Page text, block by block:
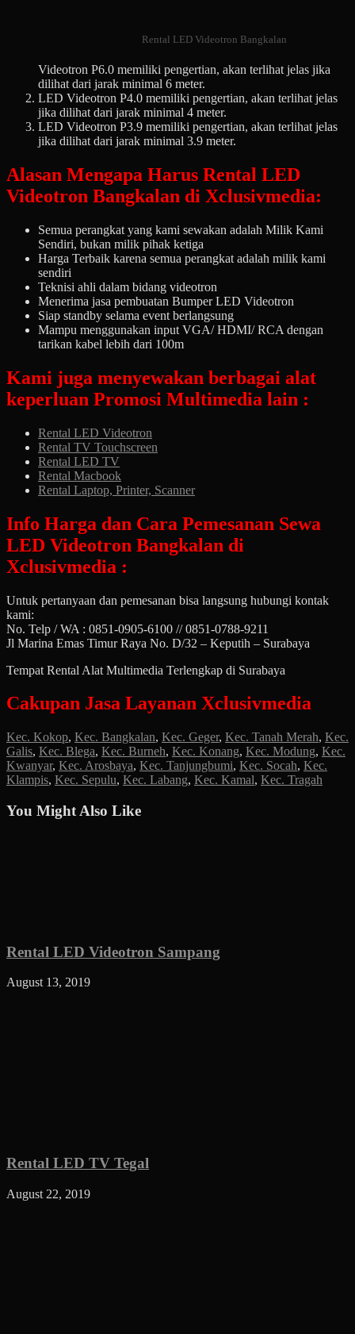
Rental LED Videotron Bangkalan
Videotron P6.0 memiliki pengertian, akan terlihat jelas jika
dilihat dari jarak minimal 6 meter.
LED Videotron P4.0 memiliki pengertian, akan terlihat jelas
jika dilihat dari jarak minimal 4 meter.
LED Videotron P3.9 memiliki pengertian, akan terlihat jelas
jika dilihat dari jarak minimal 3.9 meter.
Alasan Mengapa Harus Rental LED
Videotron Bangkalan di Xclusivmedia:
Semua perangkat yang kami sewakan adalah Milik Kami
Sendiri, bukan milik pihak ketiga
Harga Terbaik karena semua perangkat adalah milik kami
sendiri
Teknisi ahli dalam bidang videotron
Menerima jasa pembuatan Bumper LED Videotron
Siap standby selama event berlangsung
Mampu menggunakan input VGA/ HDMI/ RCA dengan
tarikan kabel lebih dari 100m
Kami juga menyewakan berbagai alat
keperluan Promosi Multimedia lain :
Rental LED Videotron
Rental TV Touchscreen
Rental LED TV
Rental Macbook
Rental Laptop, Printer, Scanner
Info Harga dan Cara Pemesanan Sewa
LED Videotron Bangkalan di
Xclusivmedia :
Untuk pertanyaan dan pemesanan bisa langsung hubungi kontak
kami:
No. Telp / WA : 0851-0905-6100 // 0851-0788-9211
Jl Marina Emas Timur Raya No. D/32 – Keputih – Surabaya
Tempat Rental Alat Multimedia Terlengkap di Surabaya
Cakupan Jasa Layanan Xclusivmedia
Kec. Kokop, Kec. Bangkalan, Kec. Geger, Kec. Tanah Merah, Kec.
Galis, Kec. Blega, Kec. Burneh, Kec. Konang, Kec. Modung, Kec.
Kwanyar, Kec. Arosbaya, Kec. Tanjungbumi, Kec. Socah, Kec.
Klampis, Kec. Sepulu, Kec. Labang, Kec. Kamal, Kec. Tragah
You Might Also Like
Rental LED Videotron Sampang
August 13, 2019
Rental LED TV Tegal
August 22, 2019